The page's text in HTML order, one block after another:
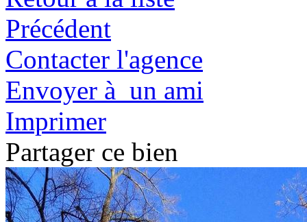
Précédent
Contacter l'agence
Envoyer à un ami
Imprimer
Partager ce bien